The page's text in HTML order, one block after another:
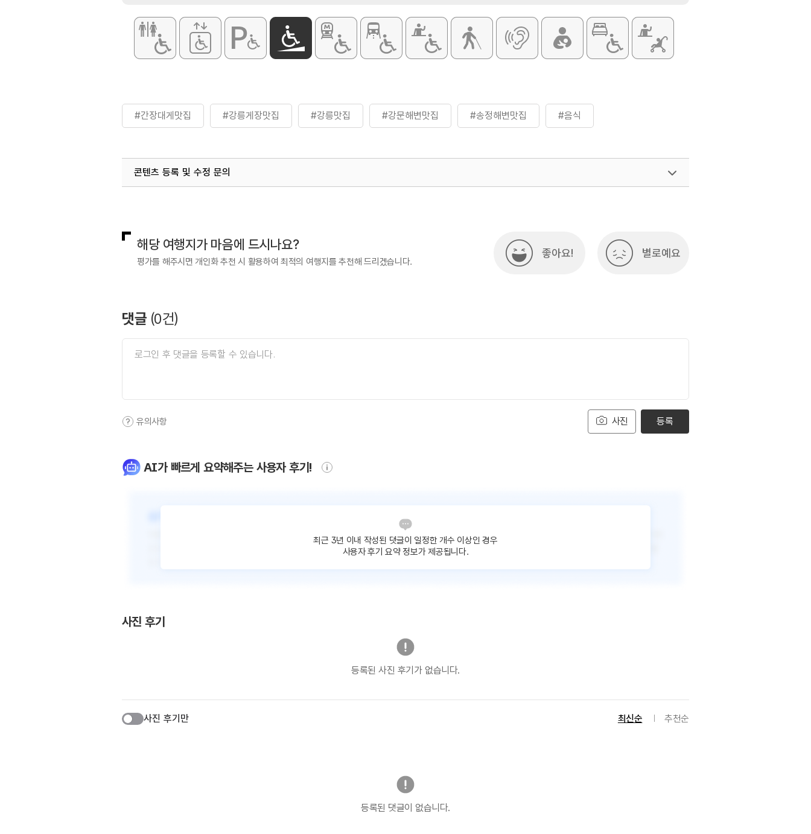
#간장대게맛집 #강릉게장맛집 #강릉맛집 #강문해변맛집 #송정해변맛집 #음식
콘텐츠 등록 및 수정 문의
해당 여행지가 마음에 드시나요?
평가를 해주시면 개인화 추천 시 활용하여 최적의 여행지를 추천해 드리겠습니다.
좋아요! 별로예요
댓글 (0건)
사진
유의사항 등록
AI가 빠르게 요약해주는 사용자 후기!
최근 3년 이내 작성된 댓글이 일정한 개수 이상인 경우
사용자 후기 요약 정보가 제공됩니다.
사진 후기
등록된 사진 후기가 없습니다.
사진 후기만 최신순 추천순
등록된 댓글이 없습니다.